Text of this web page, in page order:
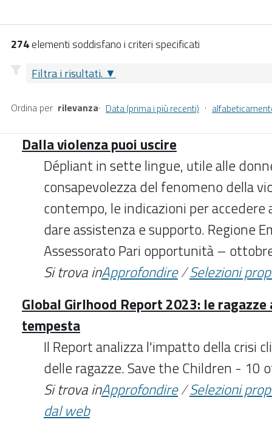
274elementi soddisfano i criteri specificati
Filtra i risultati.
Ordina per rilevanza· Data (prima i più recenti) ·
Dalla violenza puoi uscire
Dépliant in sette lingue, utile alle
consapevolezza del fenomeno della
contempo, le indicazioni per accedere
dare assistenza e supporto. Regione
Assessorato Pari opportunità –
Si trova inApprofondire/Selezioni
Global Girlhood Report 2023: le
tempesta
Il Report analizza l'impatto della crisi
delle ragazze. Save the Children - 10
Si trova inApprofondire/Selezioni
dal web